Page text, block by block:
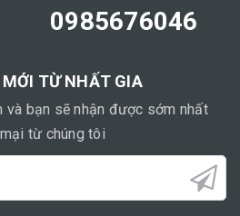
0985676046
TỪ NHẤT GIA
và bạn sẽ nhận được sớm nhất
từ chúng tôi